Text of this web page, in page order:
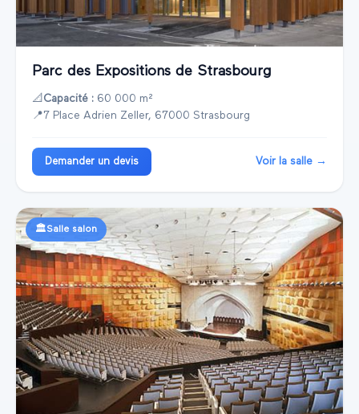
Parc des Expositions de Strasbourg
📐 Capacité : 60 000 m²
📍7 Place Adrien Zeller, 67000 Strasbourg
Demander un devis Voir la salle →
🏛️Salle salon